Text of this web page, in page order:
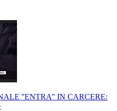
''ENTRA'' IN CARCERE: